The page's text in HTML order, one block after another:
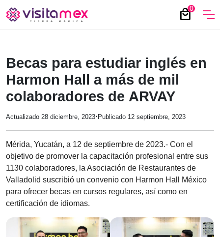
0
local_mall
Becas para estudiar inglés en
Harmon Hall a más de mil
colaboradores de ARVAY
Actualizado 28 diciembre, 2023·Publicado 12 septiembre, 2023
Mérida, Yucatán, a 12 de septiembre de 2023.- Con el
objetivo de promover la capacitación profesional entre sus
1130 colaboradores, la Asociación de Restaurantes de
Valladolid suscribió un convenio con Harmon Hall México
para ofrecer becas en cursos regulares, así como en
certificación de idiomas.